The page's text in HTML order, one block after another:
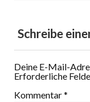
Schreibe
Deine E-Mail-
Erforderliche
Kommentar*